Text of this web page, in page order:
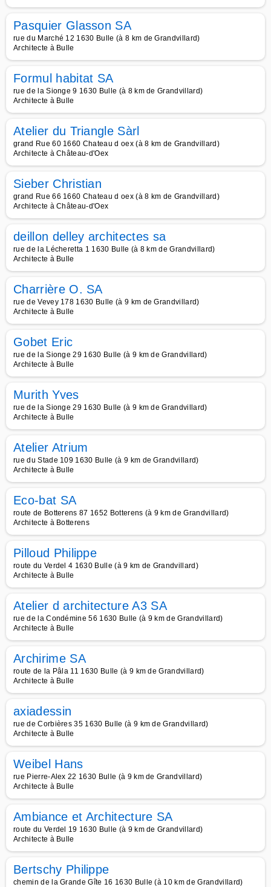
Pasquier Glasson SA
rue du Marché 12 1630 Bulle (à 8 km de Grandvillard)
Architecte à Bulle
Formul habitat SA
rue de la Sionge 9 1630 Bulle (à 8 km de Grandvillard)
Architecte à Bulle
Atelier du Triangle Sàrl
grand Rue 60 1660 Chateau d oex (à 8 km de Grandvillard)
Architecte à Château-d'Oex
Sieber Christian
grand Rue 66 1660 Chateau d oex (à 8 km de Grandvillard)
Architecte à Château-d'Oex
deillon delley architectes sa
rue de la Lécheretta 1 1630 Bulle (à 8 km de Grandvillard)
Architecte à Bulle
Charrière O. SA
rue de Vevey 178 1630 Bulle (à 9 km de Grandvillard)
Architecte à Bulle
Gobet Eric
rue de la Sionge 29 1630 Bulle (à 9 km de Grandvillard)
Architecte à Bulle
Murith Yves
rue de la Sionge 29 1630 Bulle (à 9 km de Grandvillard)
Architecte à Bulle
Atelier Atrium
rue du Stade 109 1630 Bulle (à 9 km de Grandvillard)
Architecte à Bulle
Eco-bat SA
route de Botterens 87 1652 Botterens (à 9 km de Grandvillard)
Architecte à Botterens
Pilloud Philippe
route du Verdel 4 1630 Bulle (à 9 km de Grandvillard)
Architecte à Bulle
Atelier d architecture A3 SA
rue de la Condémine 56 1630 Bulle (à 9 km de Grandvillard)
Architecte à Bulle
Archirime SA
route de la Pâla 11 1630 Bulle (à 9 km de Grandvillard)
Architecte à Bulle
axiadessin
rue de Corbières 35 1630 Bulle (à 9 km de Grandvillard)
Architecte à Bulle
Weibel Hans
rue Pierre-Alex 22 1630 Bulle (à 9 km de Grandvillard)
Architecte à Bulle
Ambiance et Architecture SA
route du Verdel 19 1630 Bulle (à 9 km de Grandvillard)
Architecte à Bulle
Bertschy Philippe
chemin de la Grande Gîte 16 1630 Bulle (à 10 km de Grandvillard)